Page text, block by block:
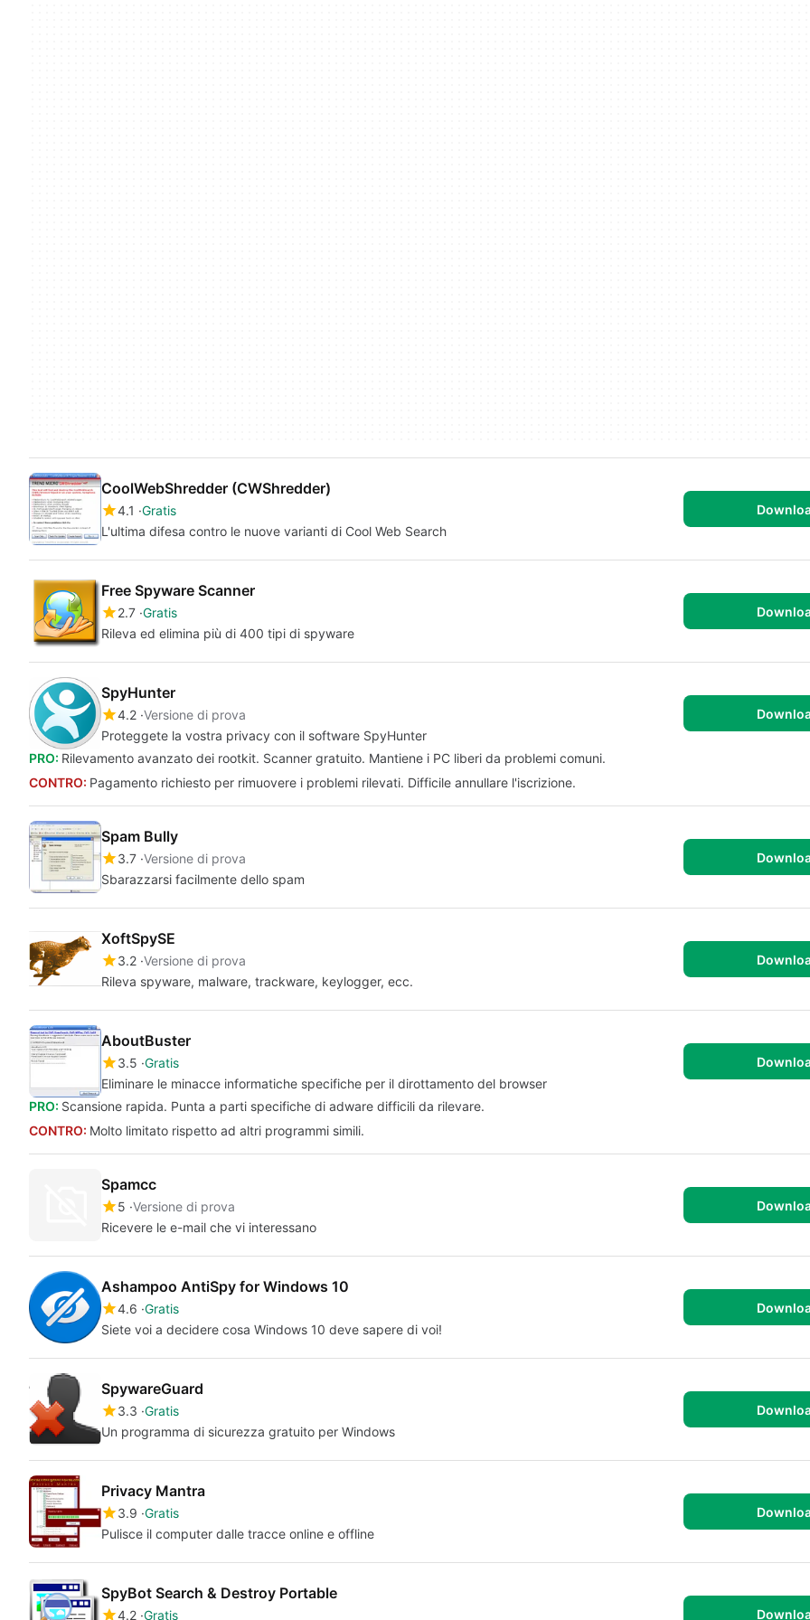
CoolWebShredder (CWShredder)
4.1 Gratis
L'ultima difesa contro le nuove varianti di Cool Web Search
Free Spyware Scanner
2.7 Gratis
Rileva ed elimina più di 400 tipi di spyware
SpyHunter
4.2 Versione di prova
Proteggete la vostra privacy con il software SpyHunter
PRO: Rilevamento avanzato dei rootkit. Scanner gratuito. Mantiene i PC liberi da problemi comuni.
CONTRO: Pagamento richiesto per rimuovere i problemi rilevati. Difficile annullare l'iscrizione.
Spam Bully
3.7 Versione di prova
Sbarazzarsi facilmente dello spam
XoftSpySE
3.2 Versione di prova
Rileva spyware, malware, trackware, keylogger, ecc.
AboutBuster
3.5 Gratis
Eliminare le minacce informatiche specifiche per il dirottamento del browser
PRO: Scansione rapida. Punta a parti specifiche di adware difficili da rilevare.
CONTRO: Molto limitato rispetto ad altri programmi simili.
Spamcc
5 Versione di prova
Ricevere le e-mail che vi interessano
Ashampoo AntiSpy for Windows 10
4.6 Gratis
Siete voi a decidere cosa Windows 10 deve sapere di voi!
SpywareGuard
3.3 Gratis
Un programma di sicurezza gratuito per Windows
Privacy Mantra
3.9 Gratis
Pulisce il computer dalle tracce online e offline
SpyBot Search & Destroy Portable
4.2 Gratis